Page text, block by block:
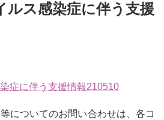
ルス感染症に伴う支援
症に伴う支援情報210510
についてのお問い合わせは、各コ